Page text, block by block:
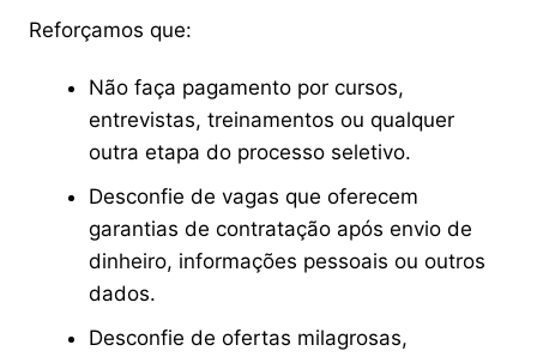
Reforçamos que:
Não faça pagamento por cursos,
entrevistas, treinamentos ou qualquer
outra etapa do processo seletivo.
Desconfie de vagas que oferecem
garantias de contratação após envio de
dinheiro, informações pessoais ou outros
dados.
Desconfie de ofertas milagrosas,